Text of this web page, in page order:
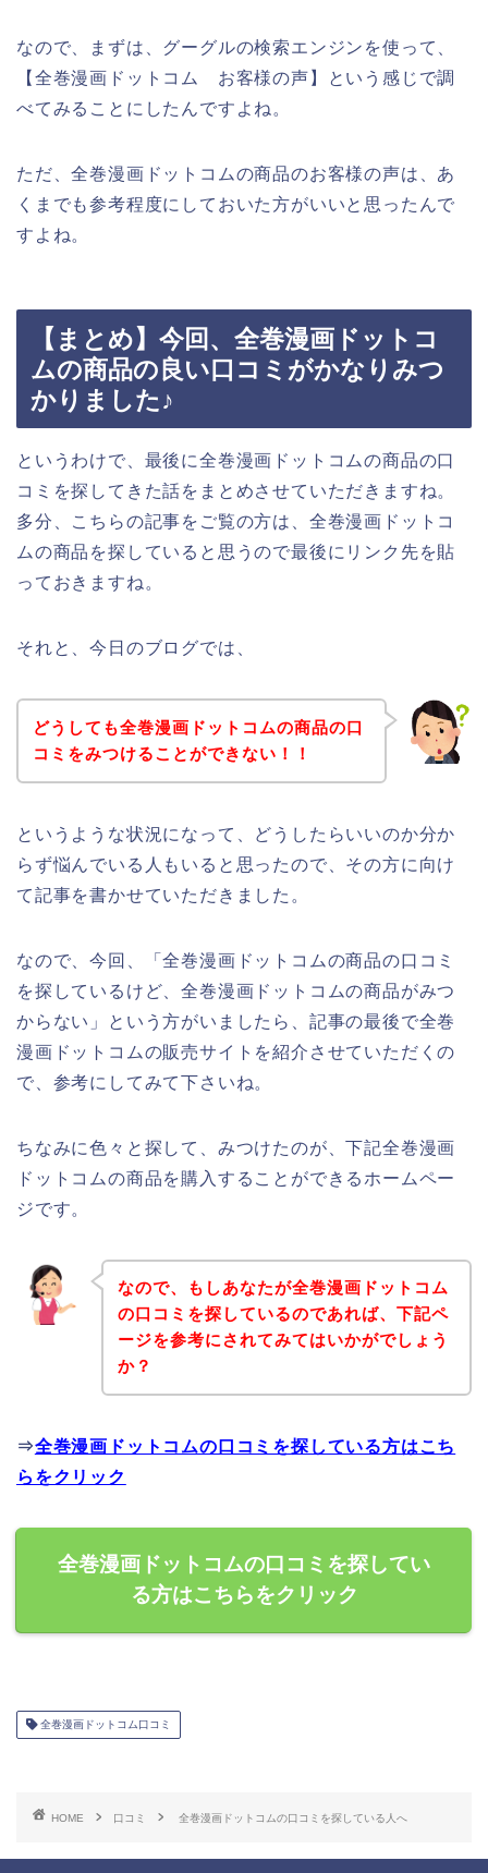
なので、まずは、グーグルの検索エンジンを使って、
【全巻漫画ドットコム お客様の声】という感じで調
べてみることにしたんですよね。
ただ、全巻漫画ドットコムの商品のお客様の声は、あ
くまでも参考程度にしておいた方がいいと思ったんで
すよね。
【まとめ】今回、全巻漫画ドットコ
ムの商品の良い口コミがかなりみつ
かりました♪
というわけで、最後に全巻漫画ドットコムの商品の口
コミを探してきた話をまとめさせていただきますね。
多分、こちらの記事をご覧の方は、全巻漫画ドットコ
ムの商品を探していると思うので最後にリンク先を貼
っておきますね。
それと、今日のブログでは、
どうしても全巻漫画ドットコムの商品の口
コミをみつけることができない！！
というような状況になって、どうしたらいいのか分か
らず悩んでいる人もいると思ったので、その方に向け
て記事を書かせていただきました。
なので、今回、「全巻漫画ドットコムの商品の口コミ
を探しているけど、全巻漫画ドットコムの商品がみつ
からない」という方がいましたら、記事の最後で全巻
漫画ドットコムの販売サイトを紹介させていただくの
で、参考にしてみて下さいね。
ちなみに色々と探して、みつけたのが、下記全巻漫画
ドットコムの商品を購入することができるホームペー
ジです。
なので、もしあなたが全巻漫画ドットコム
の口コミを探しているのであれば、下記ペ
ージを参考にされてみてはいかがでしょう
か？
⇒全巻漫画ドットコムの口コミを探している方はこち
らをクリック
全巻漫画ドットコムの口コミを探してい
る方はこちらをクリック
全巻漫画ドットコム口コミ
HOME 口コミ 全巻漫画ドットコムの口コミを探している人へ